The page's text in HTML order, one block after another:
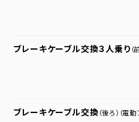
ブレーキケーブル交換３人乗り （
ブレーキケーブル交換 （後ろ） （電